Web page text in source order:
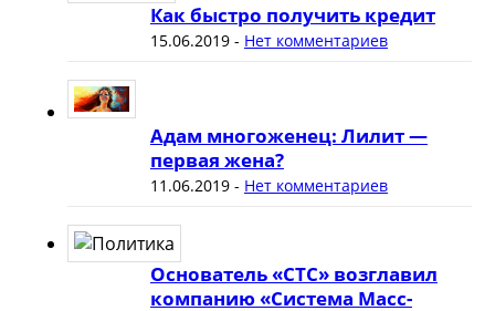
Как быстро получить кредит
15.06.2019- Нет комментариев
Адам многоженец: Лилит —
первая жена?
11.06.2019- Нет комментариев
Основатель «СТС» возглавил
компанию «Система Масс-